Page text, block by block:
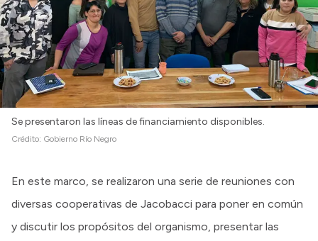
Se presentaron las líneas de financiamiento disponibles.
Crédito: Gobierno Río Negro
En este marco, se realizaron una serie de reuniones con
diversas cooperativas de Jacobacci para poner en común
y discutir los propósitos del organismo, presentar las